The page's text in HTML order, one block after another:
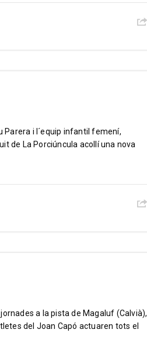
Parera i l´equip infantil femení,
de La Porciúncula acollí una nova
a la pista de Magaluf (Calvià),
del Joan Capó actuaren tots el